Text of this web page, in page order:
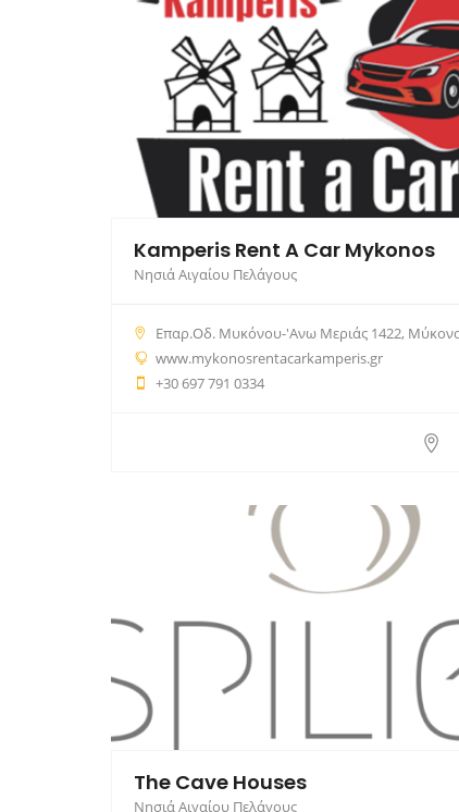
Kamperis Rent A Car Mykonos
Νησιά Αιγαίου Πελάγους
Επαρ.Οδ. Μυκόνου-'Ανω Μεριάς 1422, Μύκονος 846 00,
www.mykonosrentacarkamperis.gr
+30 697 791 0334
The Cave Houses
Νησιά Αιγαίου Πελάγους